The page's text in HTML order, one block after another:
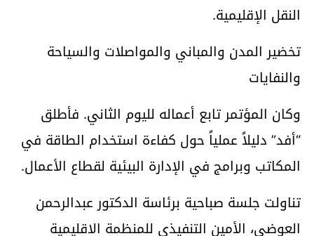
النقل الإقليمية.
تخضير المدن والمباني والمواصلات والسياحة
والنفايات
وكان المؤتمر تابع أعماله لليوم الثاني. فأطلق
“أفد” دليلاً عملياً حول كفاءة استخدام الطاقة في
المكاتب وبرامج في الإدارة البيئية لقطاع الأعمال.
تناولت جلسة صباحية برئاسة الدكتور عبدالرحمن
العوضي، الأمين التنفيذي للمنظمة الاقليمية